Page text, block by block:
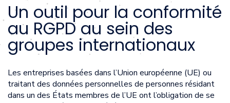
Un outil pour la conformité
au RGPD au sein des
groupes internationaux
Les entreprises basées dans l’Union européenne (UE) ou
traitant des données personnelles de personnes résidant
dans un des États membres de l’UE ont l’obligation de se